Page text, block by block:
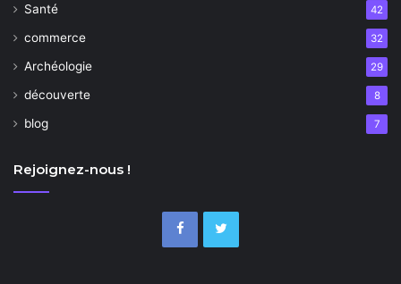
Santé 42
commerce 32
Archéologie 29
découverte 8
blog 7
Rejoignez-nous !